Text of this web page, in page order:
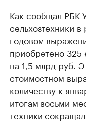
Как сообщал РБК
сельхозтехники
годовом
приобретено 325
на 1,5 млрд руб.
стоимостном
количеству к
итогам восьми
техники